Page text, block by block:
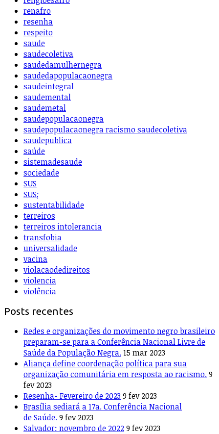
renafro
resenha
respeito
saude
saudecoletiva
saudedamulhernegra
saudedapopulacaonegra
saudeintegral
saudemental
saudemetal
saudepopulacaonegra
saudepopulacaonegra racismo saudecoletiva
saudepublica
saúde
sistemadesaude
sociedade
SUS
SUS;
sustentabilidade
terreiros
terreiros intolerancia
transfobia
universalidade
vacina
violacaodedireitos
violencia
violência
Posts recentes
Redes e organizações do movimento negro brasileiro
preparam-se para a Conferência Nacional Livre de
Saúde da População Negra.15 mar 2023
Aliança define coordenação política para sua
organização comunitária em resposta ao racismo.9
fev 2023
Resenha- Fevereiro de 2023 9 fev 2023
Brasília sediará a 17a. Conferência Nacional
de Saúde.9 fev 2023
Salvador: novembro de 20229 fev 2023